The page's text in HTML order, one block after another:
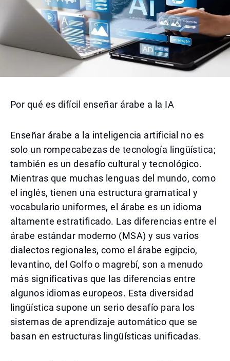
Por qué es difícil enseñar árabe a la IA
Enseñar árabe a la inteligencia artificial no es
solo un rompecabezas de tecnología lingüística;
también es un desafío cultural y tecnológico.
Mientras que muchas lenguas del mundo, como
el inglés, tienen una estructura gramatical y
vocabulario uniformes, el árabe es un idioma
altamente estratificado. Las diferencias entre el
árabe estándar moderno (MSA) y sus varios
dialectos regionales, como el árabe egipcio,
levantino, del Golfo o magrebí, son a menudo
más significativas que las diferencias entre
algunos idiomas europeos. Esta diversidad
lingüística supone un serio desafío para los
sistemas de aprendizaje automático que se
basan en estructuras lingüísticas unificadas.